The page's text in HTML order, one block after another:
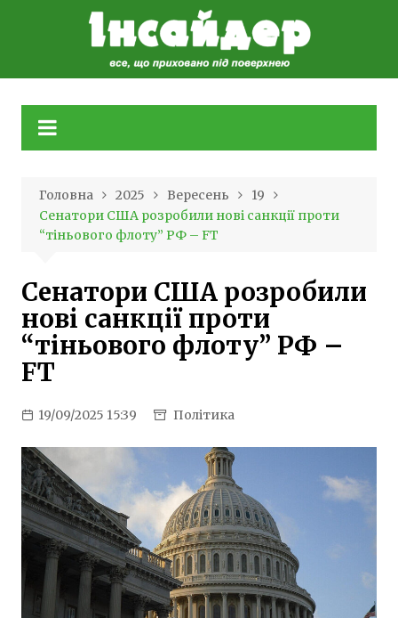
Головна 2025 Вересень
19
Сенатори США розробили нові санкції проти
“тіньового флоту” РФ – FT
Сенатори США розробили
нові санкції проти
“тіньового флоту” РФ –
FT
19/09/2025 15:39 Політика